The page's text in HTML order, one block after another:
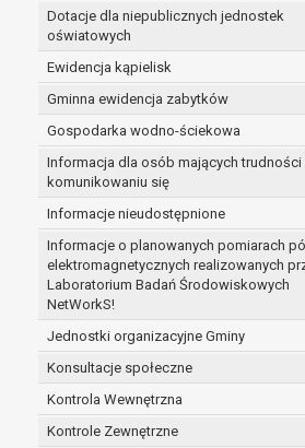
Dotacje dla niepublicznych jednostek
oświatowych
Ewidencja kąpielisk
Gminna ewidencja zabytków
Gospodarka wodno-ściekowa
Informacja dla osób mających trudności
komunikowaniu się
Informacje nieudostępnione
Informacje o planowanych pomiarach pól
elektromagnetycznych realizowanych
Laboratorium Badań Środowiskowych
NetWorkS!
Jednostki organizacyjne Gminy
Konsultacje społeczne
Kontrola Wewnętrzna
Kontrole Zewnętrzne
W przypadku gdy
prawo do cofnięcia tej
Przysługuje Pani/Panu
Organem właściwym do
W zależności od sfery, w
Pani/Pana dane nie będą